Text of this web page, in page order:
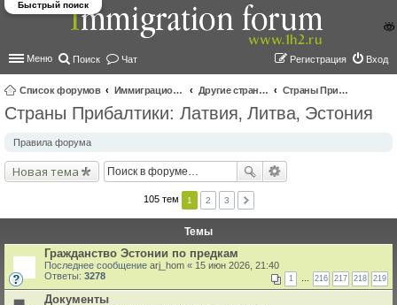
Меню Поиск Чат Вход
Регистрация
Список форумов Иммиграционные форумы | Immigration forums Другие страны и вопросы Шенгена
Страны Прибалтики: Латвия‚ Литва‚ Эстония
Быстрый поиск
Страны Прибалтики: Латвия‚ Литва‚ Эстония
Правила форума
Новая тема
105 тем 1 2 3
Темы
Гражданство Эстонии по предкам
Последнее сообщение arj_hom « 15 июн 2026, 21:40
Ответы: 3278 1 … 216 217 218 219
Документы